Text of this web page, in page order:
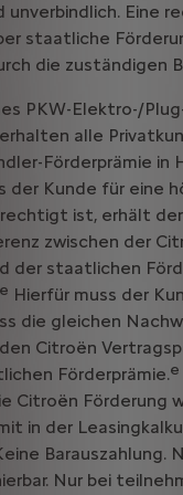
unverbindlich. Eine
staatliche
die zuständigen
PKW-Elektro-/
alle
Förderprämie in
der Kunde für eine
ist, erhält
zwischen der
der staatlichen
e Hierfür muss der
die gleichen
Citroën
Förderprämie.e
Citroën Förderung
in der
Barauszahlung.
Nur bei